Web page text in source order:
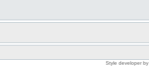
Style developer by